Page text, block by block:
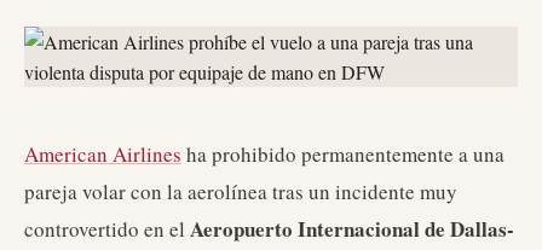
American Airlines ha prohibido permanentemente a una
pareja volar con la aerolínea tras un incidente muy
controvertido en el Aeropuerto Internacional de Dallas-